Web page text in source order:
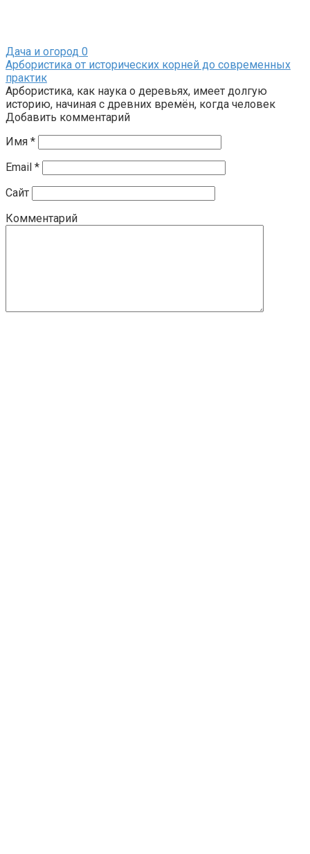
Дача и огород 0
Арбористика от исторических корней до современных
практик
Арбористика, как наука о деревьях, имеет долгую
историю, начиная с древних времён, когда человек
Добавить комментарий
Имя *
Email *
Сайт
Комментарий